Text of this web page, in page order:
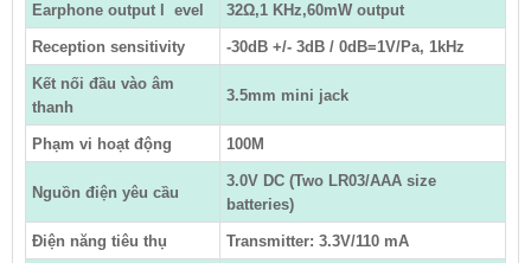
Earphone output l evel 32Ω,1 KHz,60mW output
Reception sensitivity -30dB +/- 3dB / 0dB=1V/Pa, 1kHz
Kết nối đầu vào âm
thanh
3.5mm mini jack
Phạm vi hoạt động 100M
Nguồn điện yêu cầu
3.0V DC (Two LR03/AAA size
batteries)
Điện năng tiêu thụ Transmitter: 3.3V/110 mA